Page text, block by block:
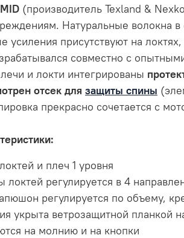
(производитель Texland &
Натуральные волокна
усиления присутствуют на
совместно с
и локти интегрированы
отсек для защиты спины
прекрасно сочетается с
и плеч 1 уровня
регулируется в 4
регулируется по объему,
укрыта ветрозащитной планкой
на молнию и на кнопки